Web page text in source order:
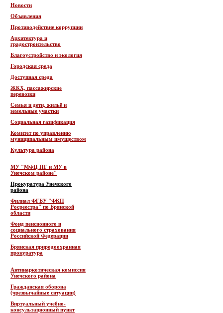
Новости
Объявления
Противодействие коррупции
Архитектура и
градостроительство
Благоустройство и экология
Городская среда
Доступная среда
ЖКХ, пассажирские
перевозки
Семья и дети, жильё и
земельные участки
Социальная газификация
Комитет по управлению
муниципальным имуществом
Культура района
МУ "МФЦ ПГ и МУ в
Унечском районе"
Прокуратура Унечского
района
Филиал ФГБУ "ФКП
Росреестра" по Брянской
области
Фонд пенсионного и
социального страхования
Российской Федерации
Брянская природоохранная
прокуратура
Антинаркотическая комиссия
Унечского района
Гражданская оборона
(чрезвычайные ситуации)
Виртуальный учебно-
консультационный пункт